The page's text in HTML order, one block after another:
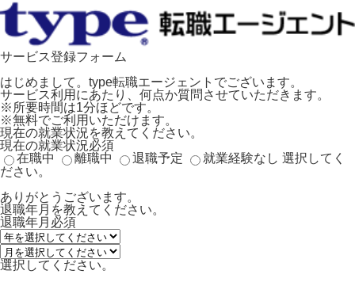
サービス登録フォーム
はじめまして。type転職エージェントでございます。
サービス利用にあたり、何点か質問させていただきます。
※所要時間は1分ほどです。
※無料でご利用いただけます。
現在の就業状況を教えてください。
現在の就業状況必須
在職中
離職中 退職予定 就業経験なし 選択してく
ださい。
ありがとうございます。
退職年月を教えてください。
退職年月 必須
選択してください。